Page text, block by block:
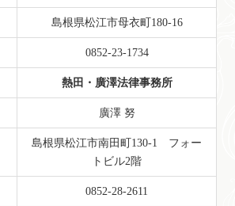
島根県松江市母衣町180-16
0852-23-1734
熱田・廣澤法律事務所
廣澤 努
島根県松江市南田町130-1 フォー
トビル2階
0852-28-2611